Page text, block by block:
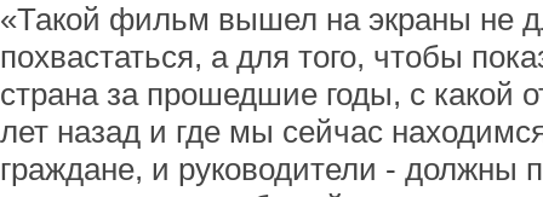
«Такой фильм вышел на экраны не
похвастаться, а для того, чтобы
страна за прошедшие годы, с какой
лет назад и где мы сейчас
граждане, и руководители - должны